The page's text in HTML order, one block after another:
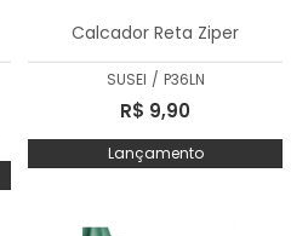
Calcador Reta Ziper
SUSEI / P36LN
R$ 9,90
Lançamento